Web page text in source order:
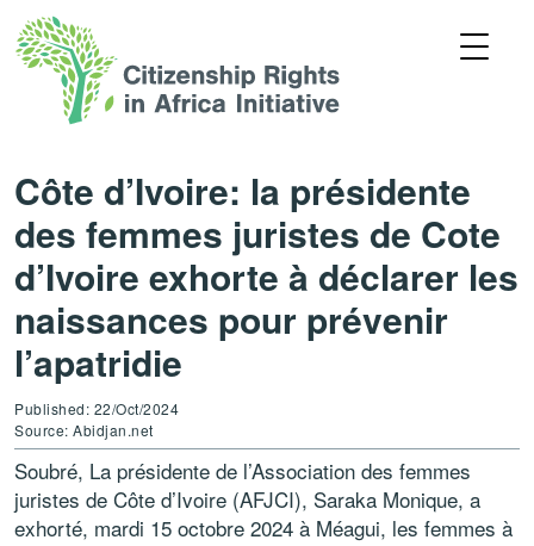
Côte d’Ivoire: la présidente
des femmes juristes de Cote
d’Ivoire exhorte à déclarer les
naissances pour prévenir
l’apatridie
Published: 22/Oct/2024
Source: Abidjan.net
Soubré, La présidente de l’Association des femmes
juristes de Côte d’Ivoire (AFJCI), Saraka Monique, a
exhorté, mardi 15 octobre 2024 à Méagui, les femmes à